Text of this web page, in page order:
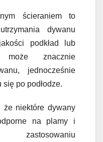
ścieraniem to
dywanu
podkład lub
może znacznie
jednocześnie
po podłodze.
że niektóre dywany
na plamy i
zastosowaniu